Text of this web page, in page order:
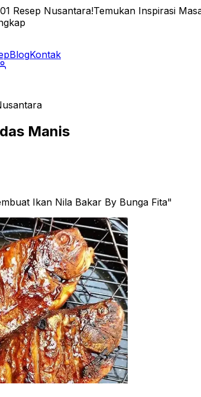
Resep Nusantara!Temukan Inspirasi
BlogKontak
Manis
Ikan Nila Bakar By Bunga Fita"